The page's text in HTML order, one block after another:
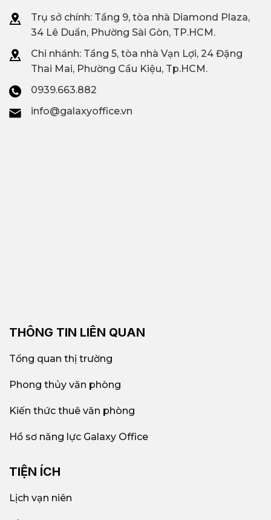
Trụ sở chính: Tầng 9, tòa nhà Diamond Plaza,
34 Lê Duẩn, Phường Sài Gòn, TP.HCM.
Chi nhánh: Tầng 5, tòa nhà Vạn Lợi, 24 Đặng
Thai Mai, Phường Cầu Kiệu, Tp.HCM.
0939.663.882
info@galaxyoffice.vn
THÔNG TIN LIÊN QUAN
Tổng quan thị trường
Phong thủy văn phòng
Kiến thức thuê văn phòng
Hồ sơ năng lực Galaxy Office
TIỆN ÍCH
Lịch vạn niên